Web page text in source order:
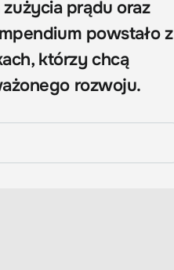
prądu oraz
powstało z
którzy chcą
rozwoju.